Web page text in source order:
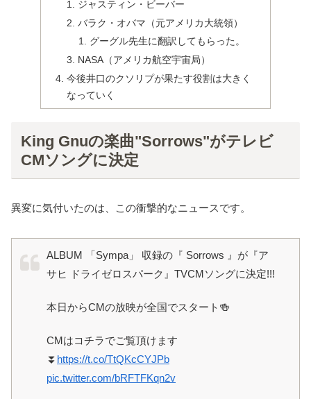
ジャスティン・ビーバー
バラク・オバマ（元アメリカ大統領）
グーグル先生に翻訳してもらった。
NASA（アメリカ航空宇宙局）
今後井口のクソリプが果たす役割は大きく
なっていく
King Gnuの楽曲"Sorrows"がテレビ
CMソングに決定
異変に気付いたのは、この衝撃的なニュースです。
ALBUM 「Sympa」 収録の『 Sorrows 』が『ア
サヒ ドライゼロスパーク』TVCMソングに決定!!!
本日からCMの放映が全国でスタート🍻
CMはコチラでご覧頂けます
⏬ https://t.co/TtQKcCYJPb
pic.twitter.com/bRFTFKqn2v